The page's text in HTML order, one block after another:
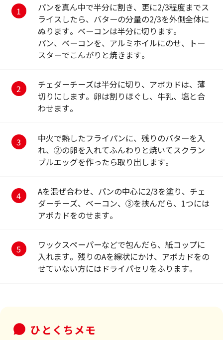
パンを真ん中で半分に割き、更に2/3程度までス
ライスしたら、バターの分量の2/3を外側全体に
ぬります。ベーコンは半分に切ります。
パン、ベーコンを、アルミホイルにのせ、トー
スターでこんがりと焼きます。
チェダーチーズは半分に切り、アボカドは、薄
切りにします。卵は割りほぐし、牛乳、塩と合
わせます。
中火で熱したフライパンに、残りのバターを入
れ、②の卵を入れてふんわりと焼いてスクラン
ブルエッグを作ったら取り出します。
Aを混ぜ合わせ、パンの中心に2/3を塗り、チェ
ダーチーズ、ベーコン、③を挟んだら、1つには
アボカドをのせます。
ワックスペーパーなどで包んだら、紙コップに
入れます。残りのAを線状にかけ、アボカドをの
せていない方にはドライパセリをふります。
ひとくちメモ